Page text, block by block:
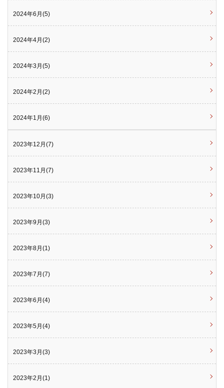
2024年6月(5)
2024年4月(2)
2024年3月(5)
2024年2月(2)
2024年1月(6)
2023年12月(7)
2023年11月(7)
2023年10月(3)
2023年9月(3)
2023年8月(1)
2023年7月(7)
2023年6月(4)
2023年5月(4)
2023年3月(3)
2023年2月(1)